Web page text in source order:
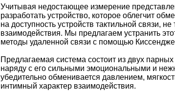
Учитывая недостающее измерение
разработать устройство, которое облегчит
на доступность устройств тактильной связи,
взаимодействия. Мы предлагаем устранить
методы удаленной связи с помощью
Предлагаемая система состоит из двух
наряду с его сильными эмоциональными и
убедительно обменивается давлением,
интимный характер взаимодействия.